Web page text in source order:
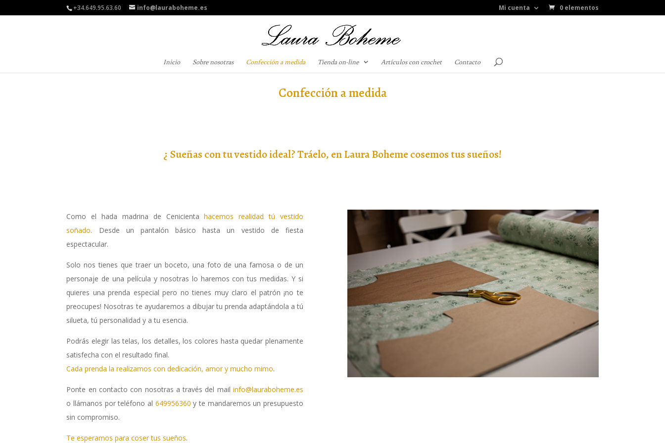
+34.649.95.63.60 info@lauraboheme.es Mi cuenta 0 elementos
Inicio Sobre nosotras Confección a medida Tienda on-line Artículos con crochet Contacto
Confección a medida
¿ Sueñas con tu vestido ideal? Tráelo, en Laura Boheme cosemos tus sueños!
Como el hada madrina de Cenicienta hacemos realidad tú vestido
soñado. Desde un pantalón básico hasta un vestido de fiesta
espectacular.
Solo nos tienes que traer un boceto, una foto de una famosa o de un
personaje de una película y nosotras lo haremos con tus medidas. Y si
quieres una prenda especial pero no tienes muy claro el patrón ¡no te
preocupes! Nosotras te ayudaremos a dibujar tu prenda adaptándola a tú
silueta, tú personalidad y a tu esencia.
Podrás elegir las telas, los detalles, los colores hasta quedar plenamente
satisfecha con el resultado final.
Cada prenda la realizamos con dedicación, amor y mucho mimo.
Ponte en contacto con nosotras a través del mail info@lauraboheme.es
o llámanos por teléfono al 649956360 y te mandaremos un presupuesto
sin compromiso.
Te esperamos para coser tus sueños.